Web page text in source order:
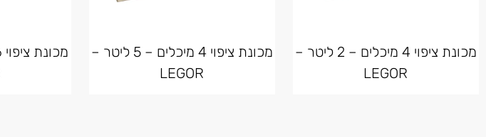
מכונת ציפוי 4 מיכלים – 2 ליטר –
LEGOR
מכונת ציפוי 4 מיכלים – 5 ליטר –
LEGOR